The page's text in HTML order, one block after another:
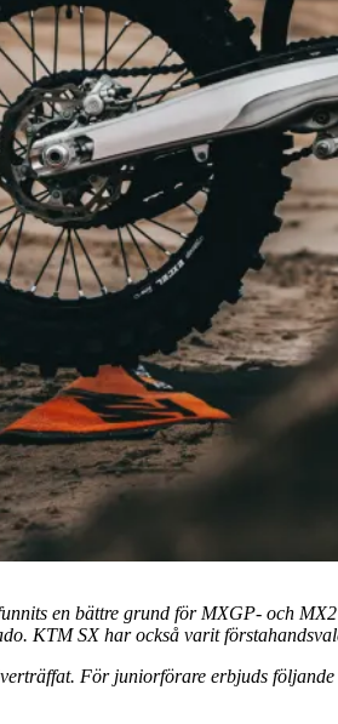
en bättre grund för MXGP- och
KTM SX har också varit
För juniorförare erbjuds